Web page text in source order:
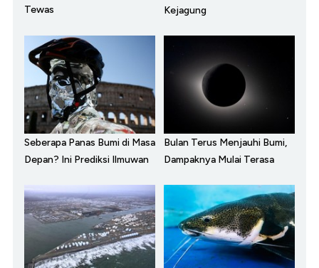
Tewas
Kejagung
Seberapa Panas Bumi di Masa
Depan? Ini Prediksi Ilmuwan
Bulan Terus Menjauhi Bumi,
Dampaknya Mulai Terasa